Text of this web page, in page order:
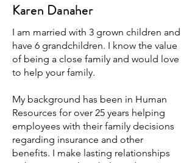
Karen Danaher
I am married with 3 grown children and
have 6 grandchildren. I know the value
of being a close family and would love
to help your family.
My background has been in Human
Resources for over 25 years helping
employees with their family decisions
regarding insurance and other
benefits. I make lasting relationships